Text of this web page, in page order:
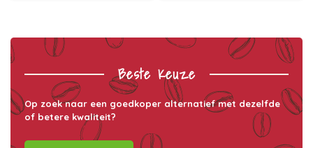
Beste Keuze
Op zoek naar een goedkoper alternatief met dezelfde
of betere kwaliteit?